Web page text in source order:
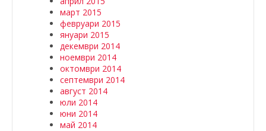
март 2015
февруари 2015
януари 2015
декември 2014
ноември 2014
октомври 2014
септември 2014
август 2014
юли 2014
юни 2014
май 2014